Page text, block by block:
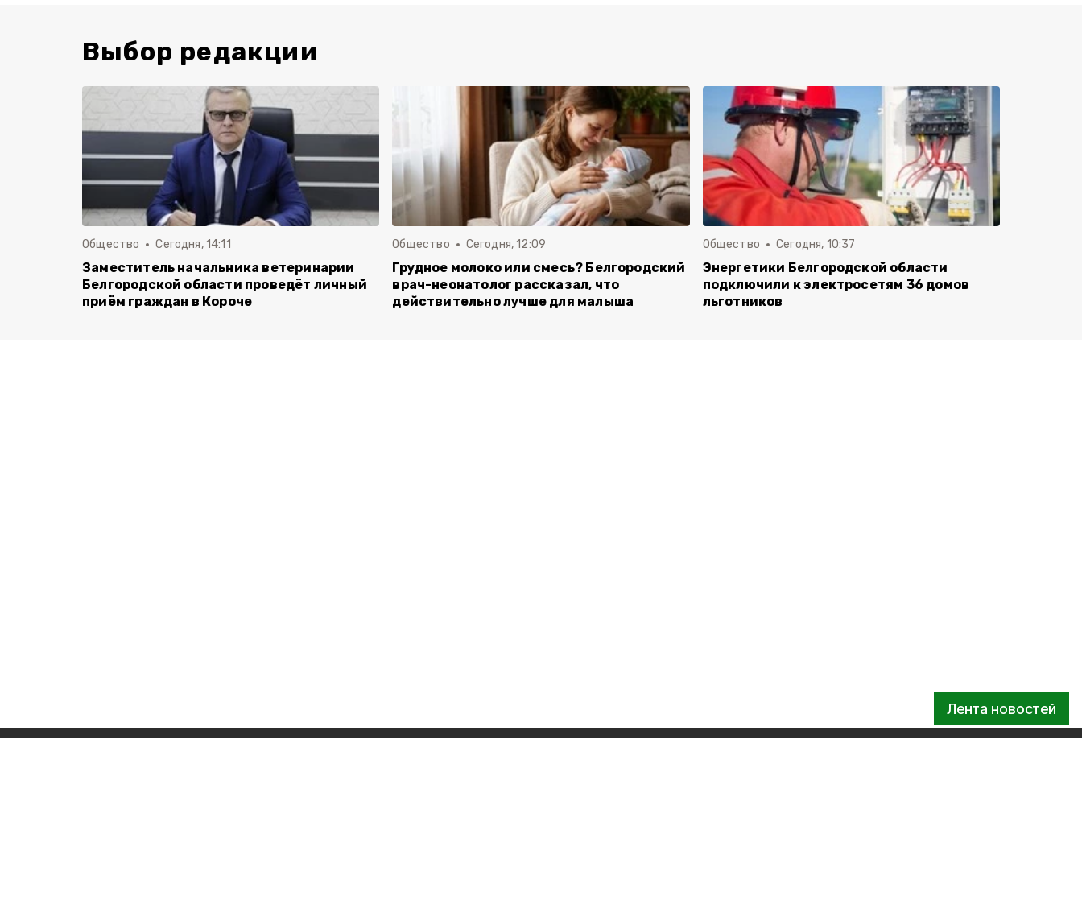
Лента новостей
Выбор редакции
Общество Сегодня, 14:11
Заместитель начальника ветеринарии
Белгородской области проведёт личный
приём граждан в Короче
Общество Сегодня, 12:09
Грудное молоко или смесь? Белгородский
врач-неонатолог рассказал, что
действительно лучше для малыша
Общество Сегодня, 10:37
Энергетики Белгородской области
подключили к электросетям 36 домов
льготников